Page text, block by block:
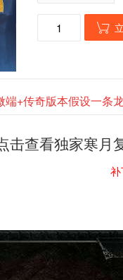

+传奇版本假设一条
击查看独家寒月